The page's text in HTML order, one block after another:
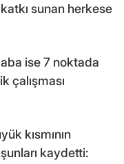
sunan herkese
ise 7 noktada
çalışması
kısmının
kaydetti: